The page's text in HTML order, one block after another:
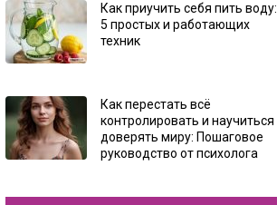
Как приучить себя пить воду:
5 простых и работающих
техник
Как перестать всё
контролировать и научиться
доверять миру: Пошаговое
руководство от психолога